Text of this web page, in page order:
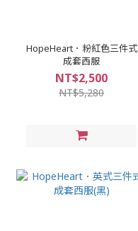
HopeHeart．粉紅色三件式
成套西服
NT$2,500
NT$5,280